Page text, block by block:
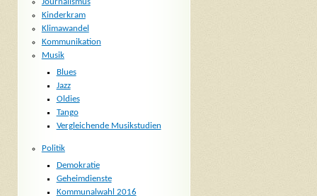
Kinderkram
Klimawandel
Kommunikation
Musik
Blues
Jazz
Oldies
Tango
Vergleichende Musikstudien
Politik
Demokratie
Geheimdienste
Kommunalwahl 2016